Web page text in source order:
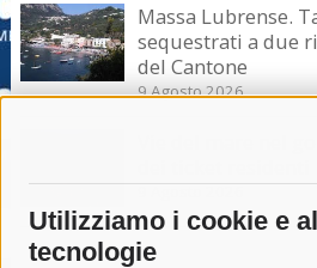
Utilizziamo i cookie e
tecnologie
Massa Lubrense.
sequestrati a due
del Cantone
9 Agosto 2026
Vie del mare nel
9 Agosto 2026